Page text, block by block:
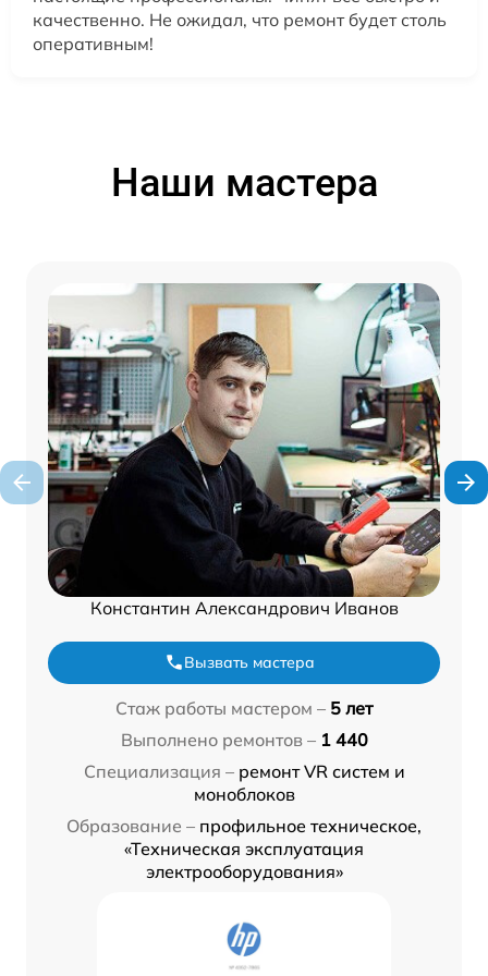
качественно. Не ожидал, что ремонт будет столь
оперативным!
Наши мастера
Константин Александрович Иванов
Вызвать мастера
Стаж работы мастером – 5 лет
Выполнено ремонтов – 1 440
Специализация – ремонт VR систем и
моноблоков
Образование – профильное техническое,
«Техническая эксплуатация
электрооборудования»